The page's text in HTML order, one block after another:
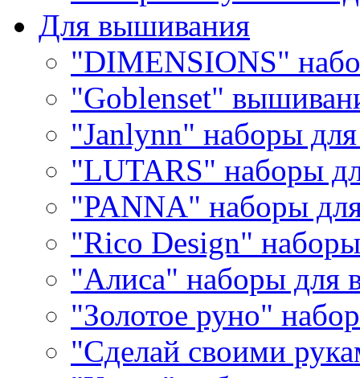
Для вышивания
"DIMENSIONS"
"Goblenset"
"Janlynn" наборы
"LUTARS" наборы
"PANNA" наборы
"Rico Design"
"Алиса" наборы для
"Золотое руно"
"Сделай своими